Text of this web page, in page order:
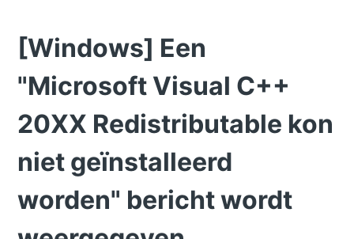
[Windows] Een
"Microsoft Visual C++
20XX Redistributable kon
niet geïnstalleerd
worden" bericht wordt